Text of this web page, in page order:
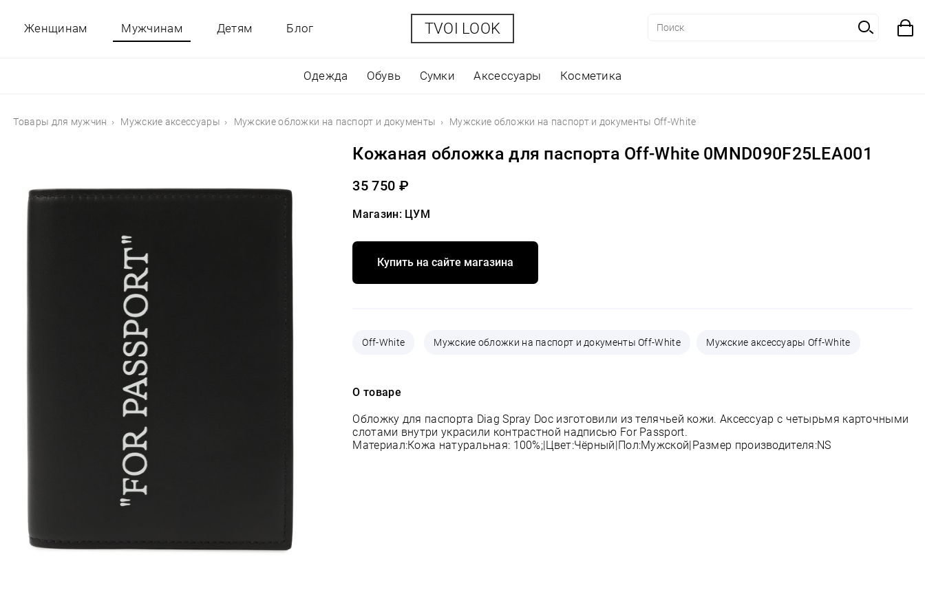
Женщинам Мужчинам
Одежда Обувь Сумки Аксессуары Косметика
Детям Блог TVOI LOOK
Товары для мужчин Мужские аксессуары Мужские обложки на паспорт и документы Мужские обложки на паспорт и документы Off-White
Кожаная обложка для паспорта Off-White 0MND090F25LEA001
35 750 ₽
Магазин: ЦУМ
Купить на сайте магазина
Off-White Мужские обложки на паспорт и документы Off-White Мужские аксессуары Off-White
О товаре
Обложку для паспорта Diag Spray Doc изготовили из телячьей кожи. Аксессуар с четырьмя карточными
слотами внутри украсили контрастной надписью For Passport.
Материал:Кожа натуральная: 100%;|Цвет:Чёрный|Пол:Мужской|Размер производителя:NS